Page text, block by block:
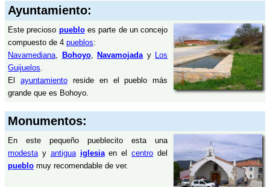
Ayuntamiento:
Este precioso puebloes parte de un concejo
compuesto de 4 pueblos:
Navamediana, Bohoyo, Navamojaday Los
Guijuelos.
El ayuntamientoreside en el pueblo más
grande que es Bohoyo.
Monumentos:
En este pequeño pueblecito esta una
modestay antigua iglesiaen elcentro del
pueblo muy recomendable de ver.